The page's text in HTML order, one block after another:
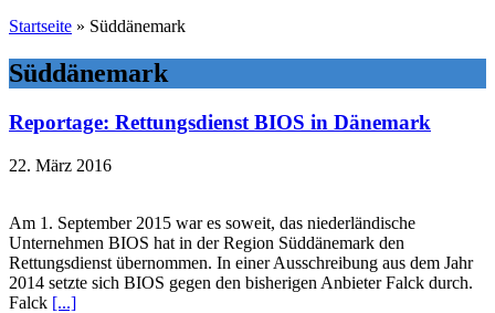
Startseite » Süddänemark
Süddänemark
Reportage: Rettungsdienst BIOS in Dänemark
22. März 2016
Am 1. September 2015 war es soweit, das niederländische
Unternehmen BIOS hat in der Region Süddänemark den
Rettungsdienst übernommen. In einer Ausschreibung aus dem Jahr
2014 setzte sich BIOS gegen den bisherigen Anbieter Falck durch.
Falck [...]